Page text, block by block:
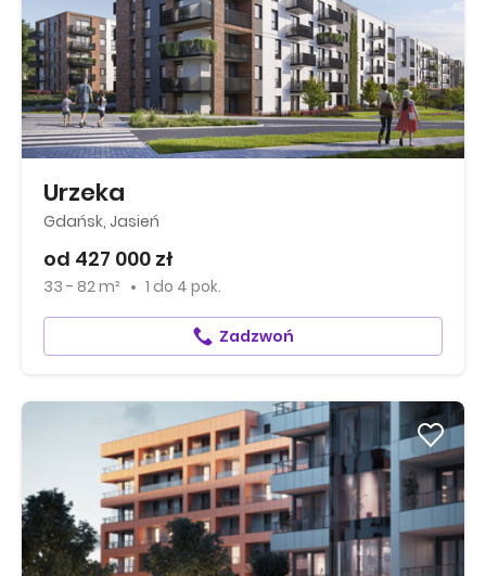
Urzeka
Gdańsk, Jasień
od 427 000 zł
33 - 82 m² 1 do 4 pok.
Zadzwoń